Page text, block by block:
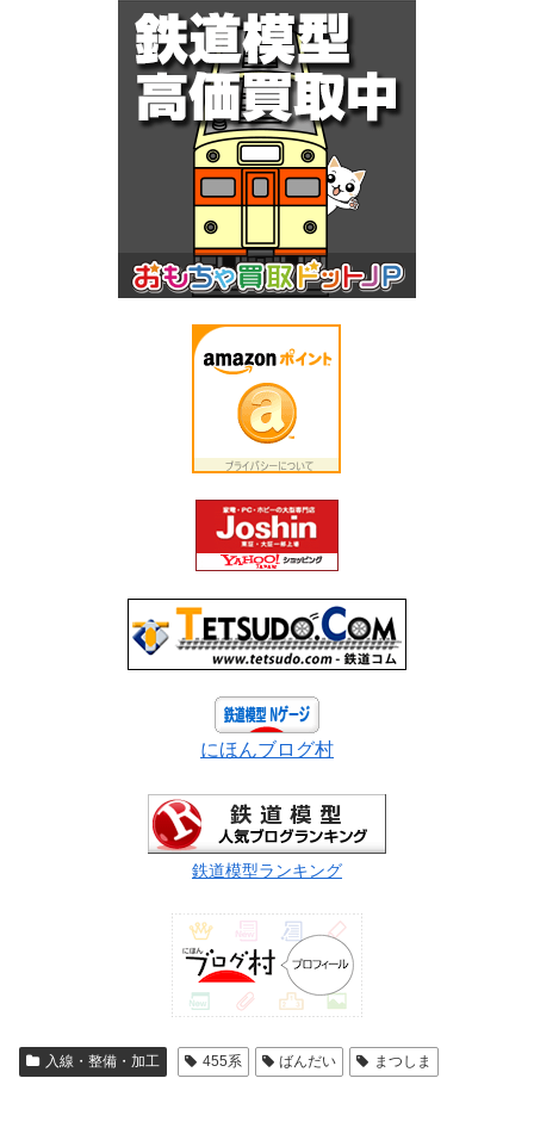
にほんブログ村
鉄道模型ランキング
入線・整備・加工 455系 ばんだい まつしま